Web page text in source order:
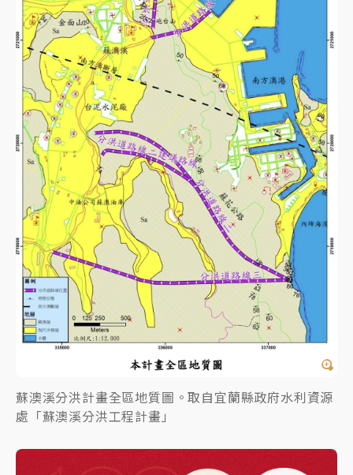
蘇澳溪分洪計畫全區地質圖。取自宜蘭縣政府水利資源
處「蘇澳溪分洪工程計畫」